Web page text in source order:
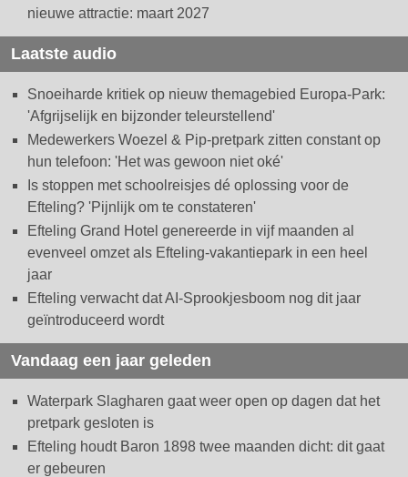
nieuwe attractie: maart 2027
Laatste audio
Snoeiharde kritiek op nieuw themagebied Europa-Park:
'Afgrijselijk en bijzonder teleurstellend'
Medewerkers Woezel & Pip-pretpark zitten constant op
hun telefoon: 'Het was gewoon niet oké'
Is stoppen met schoolreisjes dé oplossing voor de
Efteling? 'Pijnlijk om te constateren'
Efteling Grand Hotel genereerde in vijf maanden al
evenveel omzet als Efteling-vakantiepark in een heel
jaar
Efteling verwacht dat AI-Sprookjesboom nog dit jaar
geïntroduceerd wordt
Vandaag een jaar geleden
Waterpark Slagharen gaat weer open op dagen dat het
pretpark gesloten is
Efteling houdt Baron 1898 twee maanden dicht: dit gaat
er gebeuren